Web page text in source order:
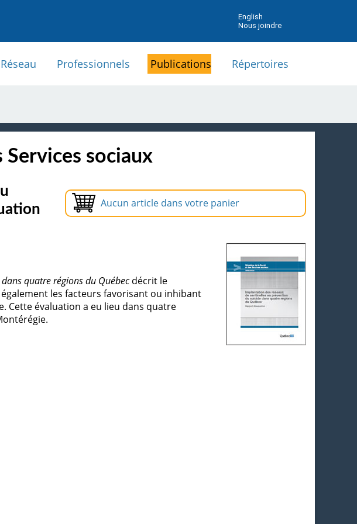
English
Nous joindre
Réseau Professionnels Publications Répertoires
Services sociaux
Aucun article dans votre panier
quatre régions du Québecdécrit le
les facteurs favorisant ou inhibant
Cette évaluation a eu lieu dans quatre